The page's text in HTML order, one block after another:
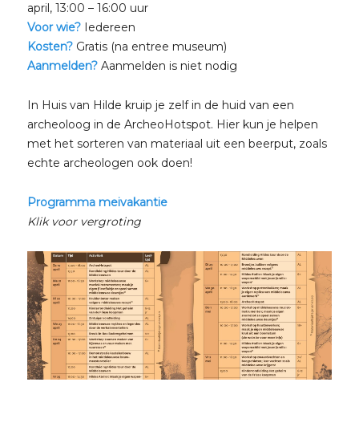
april, 13:00 – 16:00 uur
Voor wie?Iedereen
Kosten?Gratis (na entree museum)
Aanmelden?Aanmelden is niet nodig
In Huis van Hilde kruip je zelf in de huid van een
archeoloog in de ArcheoHotspot. Hier kun je helpen
met het sorteren van materiaal uit een beerput, zoals
echte archeologen ook doen!
Programma meivakantie
Klik voor vergroting